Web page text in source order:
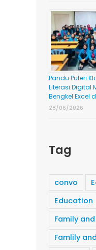
Pandu Puteri
Literasi Digital
Bengkel Excel
28/06/2026
Tag
convo
Education
Family
Famlily